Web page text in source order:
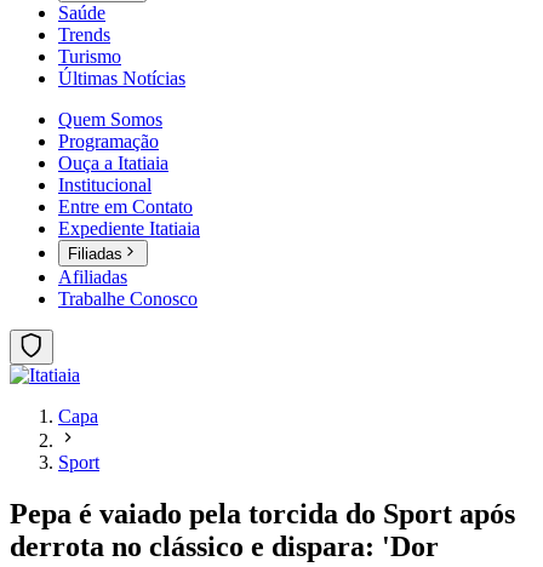
Saúde
Trends
Turismo
Últimas Notícias
Quem Somos
Programação
Ouça a Itatiaia
Institucional
Entre em Contato
Expediente Itatiaia
Filiadas
Afiliadas
Trabalhe Conosco
Capa
Sport
Pepa é vaiado pela torcida do Sport após
derrota no clássico e dispara: 'Dor